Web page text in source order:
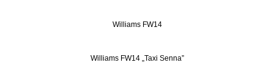
Williams FW14
Williams FW14 „Taxi Senna”